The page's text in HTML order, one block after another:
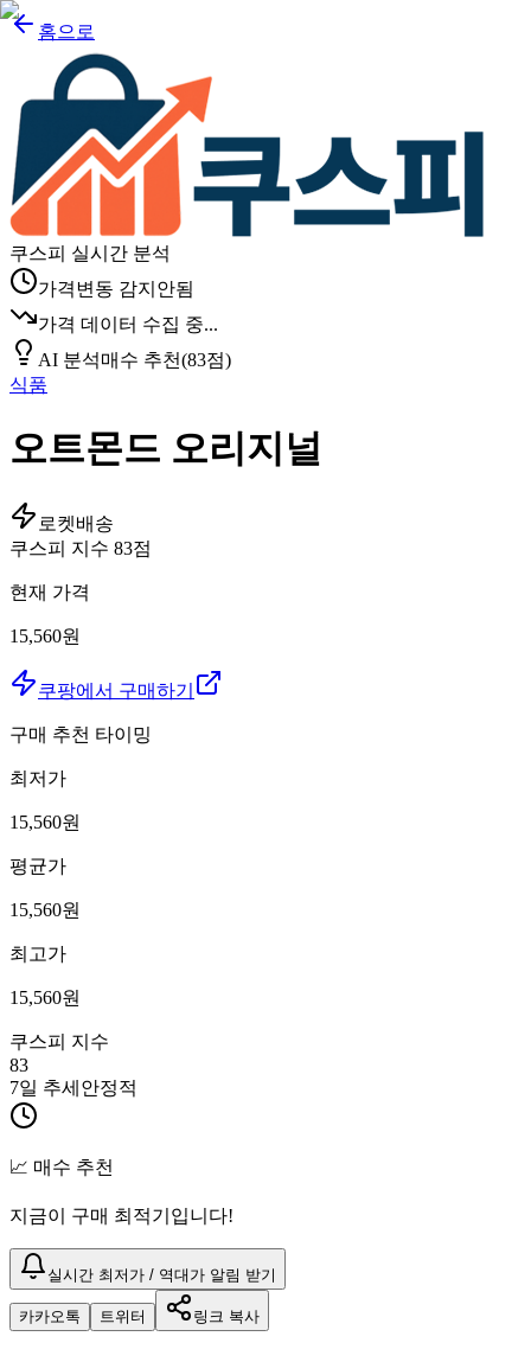
홈으로
쿠스피 실시간 분석
가격변동 감지안됨
가격 데이터 수집 중...
AI 분석매수 추천(83점)
식품
오트몬드 오리지널
로켓배송
쿠스피 지수 83점
현재 가격
15,560원
쿠팡에서 구매하기
구매 추천 타이밍
최저가
15,560원
평균가
15,560원
최고가
15,560원
쿠스피 지수
83
7일 추세 안정적
📈 매수 추천
지금이 구매 최적기입니다!
실시간 최저가 / 역대가 알림 받기
카카오톡 트위터 링크 복사